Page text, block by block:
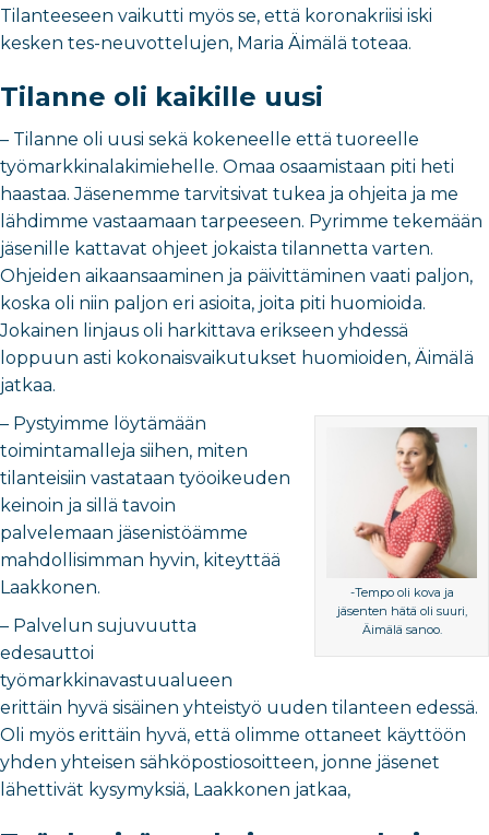
Tilanteeseen vaikutti myös se, että koronakriisi iski
kesken tes-neuvottelujen, Maria Äimälä toteaa.
Tilanne oli kaikille uusi
– Tilanne oli uusi sekä kokeneelle että tuoreelle
työmarkkinalakimiehelle. Omaa osaamistaan piti heti
haastaa. Jäsenemme tarvitsivat tukea ja ohjeita ja me
lähdimme vastaamaan tarpeeseen. Pyrimme tekemään
jäsenille kattavat ohjeet jokaista tilannetta varten.
Ohjeiden aikaansaaminen ja päivittäminen vaati paljon,
koska oli niin paljon eri asioita, joita piti huomioida.
Jokainen linjaus oli harkittava erikseen yhdessä
loppuun asti kokonaisvaikutukset huomioiden, Äimälä
jatkaa.
-Tempo oli kova ja
jäsenten hätä oli suuri,
Äimälä sanoo.
– Pystyimme löytämään
toimintamalleja siihen, miten
tilanteisiin vastataan työoikeuden
keinoin ja sillä tavoin
palvelemaan jäsenistöämme
mahdollisimman hyvin, kiteyttää
Laakkonen.
– Palvelun sujuvuutta
edesauttoi
työmarkkinavastuualueen
erittäin hyvä sisäinen yhteistyö uuden tilanteen edessä.
Oli myös erittäin hyvä, että olimme ottaneet käyttöön
yhden yhteisen sähköpostiosoitteen, jonne jäsenet
lähettivät kysymyksiä, Laakkonen jatkaa,